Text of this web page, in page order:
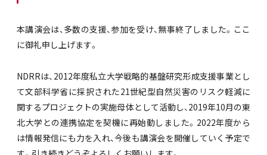
本講演会は、多数の支援、参加を受け、無事終了しました。ここ
に御礼申し上げます。
NDRRは、2012年度私立大学戦略的基盤研究形成支援事業とし
て文部科学省に採択された21世紀型自然災害のリスク軽減に
関するプロジェクトの実施母体として活動し、2019年10月の東
北大学との連携協定を契機に再始動しました。2022年度から
は情報発信にも力を入れ、今後も講演会を開催していく予定で